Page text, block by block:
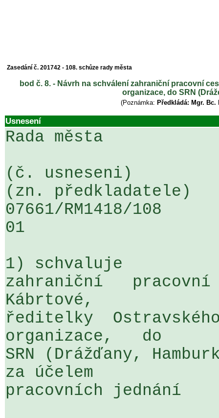
Zasedání č. 201742 - 108. schůze rady města
bod č. 8. - Návrh na schválení zahraniční pracovní
organizace, do SRN
(Poznámka: Předkládá: Mgr.
Usnesení
Rada města
(č. usneseni)
(zn. předkladatele)
07661/RM1418/
01
1) schvaluje
zahraniční
Kábrtové,
ředitelky
organizace,   do
SRN (Drážďany,
za účelem
pracovních jednání